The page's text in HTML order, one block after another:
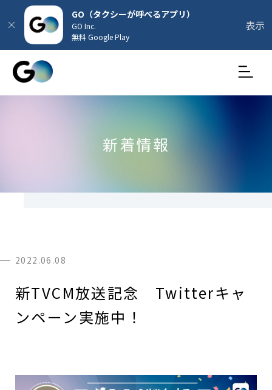
GO（タクシーが呼べるアプリ）
GO Inc.
無料 Google Play
表示
新着情報
2022.06.08
新TVCM放送記念 Twitterキャ
ンペーン実施中！